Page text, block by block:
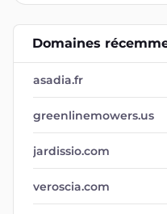
Domaines
asadia.fr
greenlinemowers.us
jardissio.com
veroscia.com